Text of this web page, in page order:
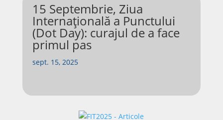
15 Septembrie, Ziua
Internațională a Punctului
(Dot Day): curajul de a face
primul pas
sept. 15, 2025